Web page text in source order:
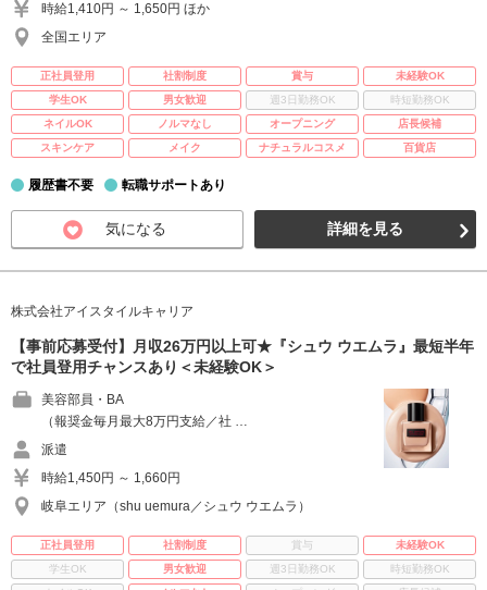
時給1,410円 ～ 1,650円 ほか
全国エリア
正社員登用 社割制度 賞与
未経験OK
学生OK
男女歓迎 週3日勤務OK
時短勤務OK
ネイルOK
ノルマなし オープニング
店長候補
スキンケア
メイク ナチュラルコスメ 百貨店
履歴書不要 転職サポートあり
気になる 詳細を見る
株式会社アイスタイルキャリア
【事前応募受付】月収26万円以上可★『シュウ ウエムラ』最短半年
で社員登用チャンスあり＜未経験OK＞
美容部員・BA
（報奨金毎月最大8万円支給／社 …
派遣
時給1,450円 ～ 1,660円
岐阜エリア（shu uemura／シュウ ウエムラ）
正社員登用 社割制度 賞与
未経験OK
学生OK
男女歓迎 週3日勤務OK
時短勤務OK